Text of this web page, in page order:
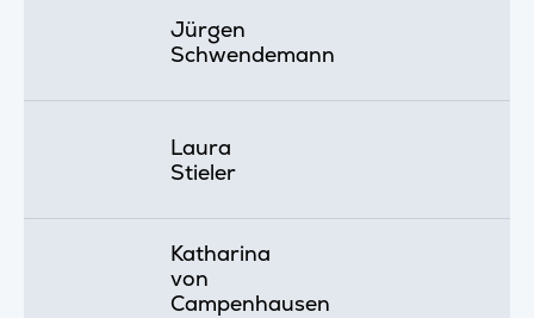
Jürgen
Schwendemann
Laura
Stieler
Katharina
von
Campenhausen